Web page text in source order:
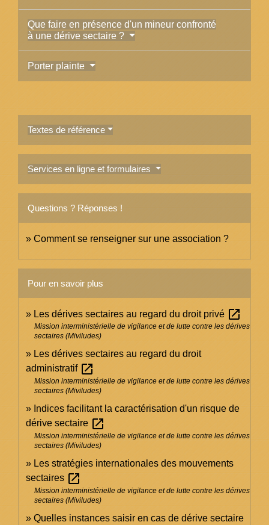
Que faire en présence d'un mineur confronté
à une dérive sectaire ?
Porter plainte
Textes de référence
Services en ligne et formulaires
Questions ? Réponses !
Comment se renseigner sur une association ?
Pour en savoir plus
Les dérives sectaires au regard du droit privé open_in_new
Mission interministérielle de vigilance et de lutte contre les dérives
sectaires (Miviludes)
Les dérives sectaires au regard du droit
administratif open_in_new
Mission interministérielle de vigilance et de lutte contre les dérives
sectaires (Miviludes)
Indices facilitant la caractérisation d'un risque de
dérive sectaire open_in_new
Mission interministérielle de vigilance et de lutte contre les dérives
sectaires (Miviludes)
Les stratégies internationales des mouvements
sectaires open_in_new
Mission interministérielle de vigilance et de lutte contre les dérives
sectaires (Miviludes)
Quelles instances saisir en cas de dérive sectaire